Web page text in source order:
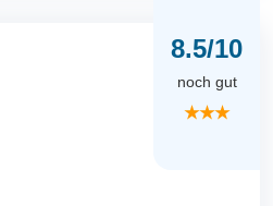
8.5/10
noch gut
★★★